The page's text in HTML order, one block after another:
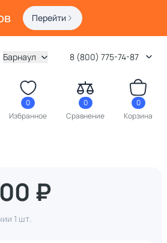
Перейти
Барнаул 8 (800) 775-74-87
0
Избранное
0
Сравнение
0
Корзина
₽
1 шт.